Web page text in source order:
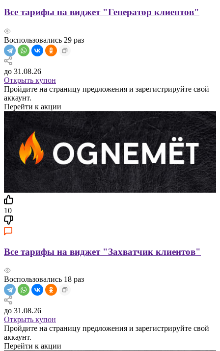
Все тарифы на виджет "Генератор клиентов"
Воспользовались 29 раз
до 31.08.26
Открыть купон
Пройдите на страницу предложения и зарегистрируйте свой
аккаунт.
Перейти к акции
10
Все тарифы на виджет "Захватчик клиентов"
Воспользовались 18 раз
до 31.08.26
Открыть купон
Пройдите на страницу предложения и зарегистрируйте свой
аккаунт.
Перейти к акции